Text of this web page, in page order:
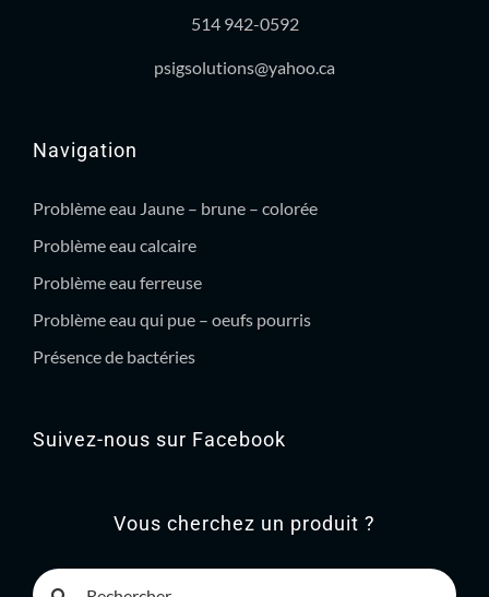
514 942-0592
psigsolutions@yahoo.ca
Navigation
Problème eau Jaune – brune – colorée
Problème eau calcaire
Problème eau ferreuse
Problème eau qui pue – oeufs pourris
Présence de bactéries
Suivez-nous sur Facebook
Vous cherchez un produit ?
Rechercher